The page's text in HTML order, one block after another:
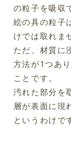
の粒子を吸収
絵の具の粒子
けでは取れま
ただ、材質に
方法が1つあ
ことです。
汚れた部分を
層が表面に現
というわけで